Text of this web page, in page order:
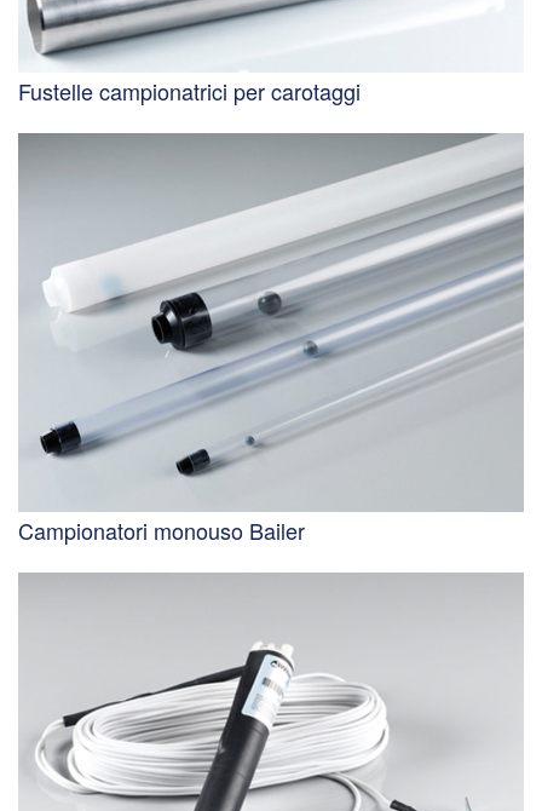
Fustelle campionatrici per carotaggi
Campionatori monouso Bailer